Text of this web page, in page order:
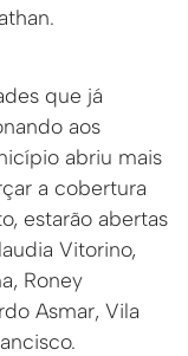
que já
aos
abriu mais
a cobertura
estarão abertas
Vitorino,
Roney
Asmar, Vila